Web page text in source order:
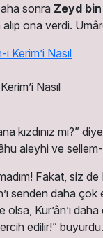
sonra Zeyd
alıp ona verdi.
Nasıl
kızdınız mı?”
aleyhi ve
Fakat, siz de
senden daha
olsa, Kur’ân’ı
edilir!” buyurdu.